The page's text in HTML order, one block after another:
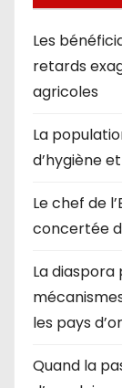
Les
retards
agricoles
La
d’hygiène
Le chef de
concertée
La
les pays
Quand la